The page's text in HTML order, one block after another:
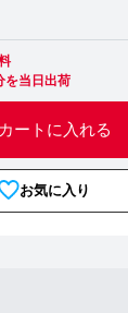
を当日出荷
ートに入れる
お気に入り